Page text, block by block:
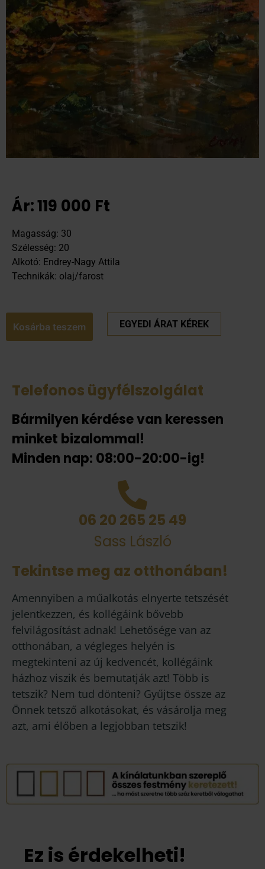
Ár:119 000 Ft
Magasság: 30
Szélesség: 20
Alkotó: Endrey-Nagy Attila
Technikák: olaj/farost
Kosárba teszem EGYEDI ÁRAT KÉREK
Telefonos ügyfélszolgálat
Bármilyen kérdése van keressen
minket bizalommal!
Minden nap: 08:00-20:00-ig!
06 20 265 25 49
Sass László
Tekintse meg az otthonában!
Amennyiben a műalkotás elnyerte tetszését
jelentkezzen, és kollégáink bővebb
felvilágosítást adnak! Lehetősége van az
otthonában, a végleges helyén is
megtekinteni az új kedvencét, kollégáink
házhoz viszik és bemutatják azt! Több is
tetszik? Nem tud dönteni? Gyűjtse össze az
Önnek tetsző alkotásokat, és vásárolja meg
azt, ami élőben a legjobban tetszik!
Ez is érdekelheti!